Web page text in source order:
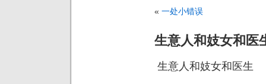
« 一处小错误
生意人和妓女和医
生意人和妓女和医生